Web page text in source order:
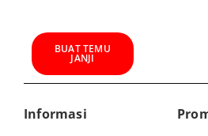
BUAT TEMU
JANJI
Informasi